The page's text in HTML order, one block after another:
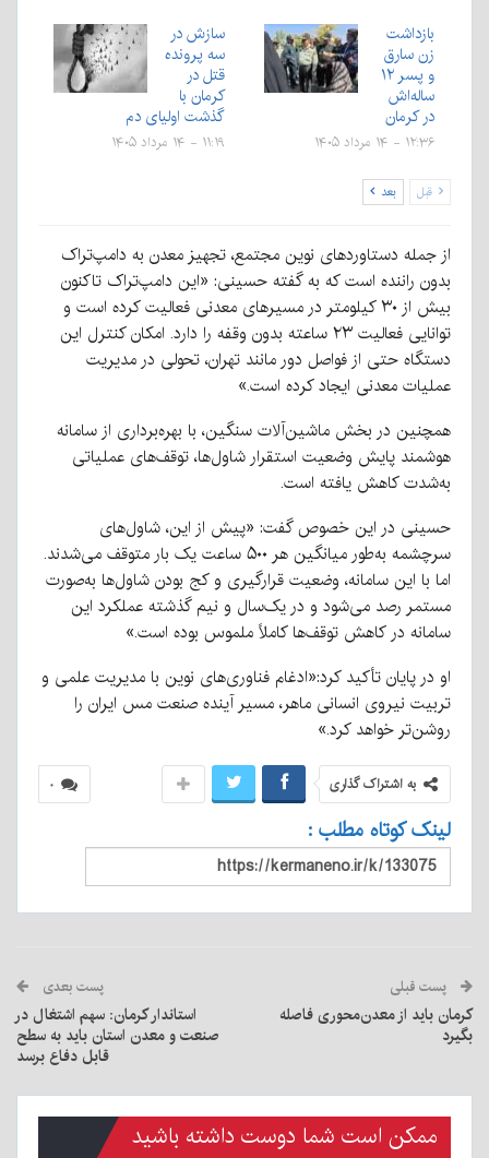
بازداشت
زن سارق
و پسر ۱۲
ساله‌اش
در کرمان
۱۲:۳۶ - ۱۴ مرداد ۱۴۰۵
سازش در
سه پرونده
قتل در
کرمان با
گذشت اولیای دم
۱۱:۱۹ - ۱۴ مرداد ۱۴۰۵
قبل بعد
از جمله دستاوردهای نوین مجتمع، تجهیز معدن به دامپ‌تراک
بدون راننده است که به گفته حسینی: «این دامپ‌تراک تاکنون
بیش از ۳۰ کیلومتر در مسیرهای معدنی فعالیت کرده است و
توانایی فعالیت ۲۳ ساعته بدون وقفه را دارد. امکان کنترل این
دستگاه حتی از فواصل دور مانند تهران، تحولی در مدیریت
عملیات معدنی ایجاد کرده است.»
همچنین در بخش ماشین‌آلات سنگین، با بهره‌برداری از سامانه
هوشمند پایش وضعیت استقرار شاول‌ها، توقف‌های عملیاتی
به‌شدت کاهش یافته است.
حسینی در این خصوص گفت: «پیش از این، شاول‌های
سرچشمه به‌طور میانگین هر ۵۰۰ ساعت یک بار متوقف می‌شدند.
اما با این سامانه، وضعیت قرارگیری و کج بودن شاول‌ها به‌صورت
مستمر رصد می‌شود و در یک‌سال و نیم گذشته عملکرد این
سامانه در کاهش توقف‌ها کاملاً ملموس بوده است.»
او در پایان تأکید کرد:«ادغام فناوری‌های نوین با مدیریت علمی و
تربیت نیروی انسانی ماهر، مسیر آینده صنعت مس ایران را
روشن‌تر خواهد کرد.»
۰ به اشتراک گذاری
لینک کوتاه مطلب :
پست قبلی
کرمان باید از معدن‌محوری فاصله
بگیرد
پست بعدی
استاندار کرمان: سهم اشتغال در
صنعت و معدن استان باید به سطح
قابل دفاع برسد
ممکن است شما دوست داشته باشید